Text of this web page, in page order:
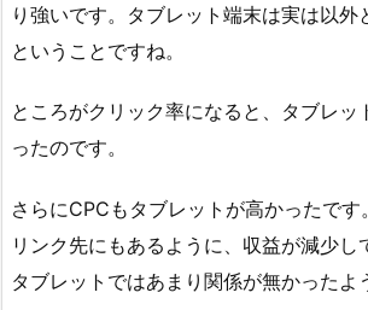
り強いです。タブレット端末は実は以外
ということですね。
ところがクリック率になると、タブレッ
ったのです。
さらにCPCもタブレットが高かったで
リンク先にもあるように、収益が減少し
タブレットではあまり関係が無かったよ